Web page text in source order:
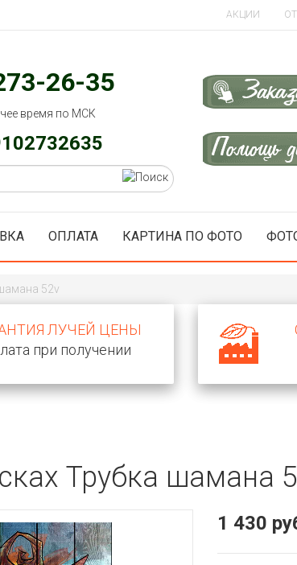
АКЦИИ
26-35
время по МСК
ОПЛАТА КАРТИНА ПО ФОТО
52v
ЛУЧЕЙ ЦЕНЫ
при получении
Трубка шамана
1 430